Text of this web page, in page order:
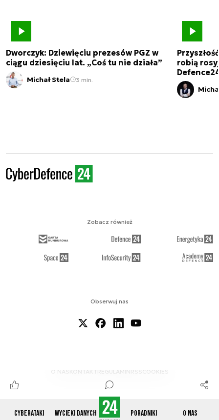
Cyberataki Wycieki danych Poradniki O nas
Dworczyk: Dziewięciu prezesów PGZ w
ciągu dziesięciu lat. „Coś tu nie działa”
Michał Stela 3 min.
robią
Obserwuj nas
O NAS KONTAKTREGULAMINRSS COOKIES
Zobacz również
© 2012-2026 CYBERDEFENCE24